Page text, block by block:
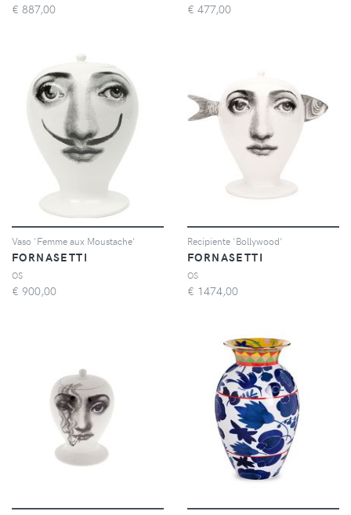
€ 887,00 € 477,00
Vaso 'Femme aux Moustache'
FORNASETTI
OS
€ 900,00
Recipiente 'Bollywood'
FORNASETTI
OS
€ 1474,00